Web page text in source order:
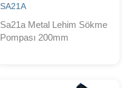
SA21A
Sa21a Metal Lehim Sökme
Pompası 200mm